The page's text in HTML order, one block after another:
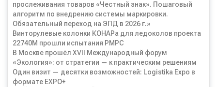
прослеживания товаров «Честный знак». Пошаговый
алгоритм по внедрению системы маркировки.
Обязательный переход на ЭПД в 2026 г.»
Винторулевые колонки КОНАРа для ледоколов проекта
22740М прошли испытания РМРС
В Москве прошёл XVII Международный форум
«Экология»: от стратегии — к практическим решениям
Один визит — десятки возможностей: Logistika Expo в
формате EXPO+